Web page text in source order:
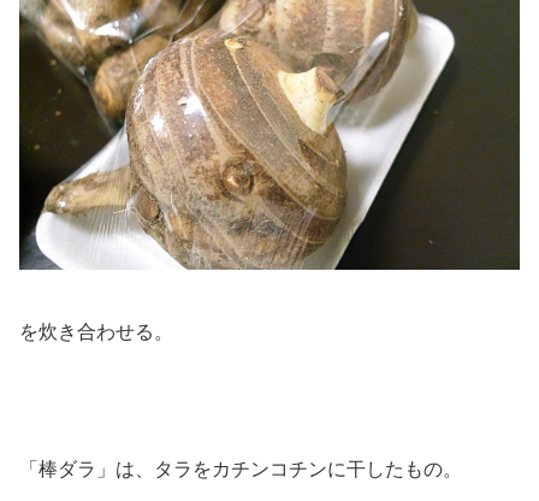
を炊き合わせる。
「棒ダラ」は、タラをカチンコチンに干したもの。